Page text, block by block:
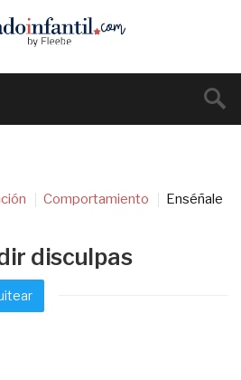
Comportamiento
Enséñale
disculpas